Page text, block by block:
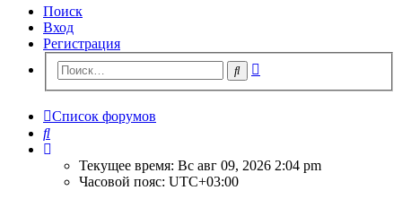
Поиск
Вход
Регистрация
Поиск
Список форумов
Поиск
Текущее время: Вс авг 09, 2026 2:04 pm
Часовой пояс: UTC+03:00